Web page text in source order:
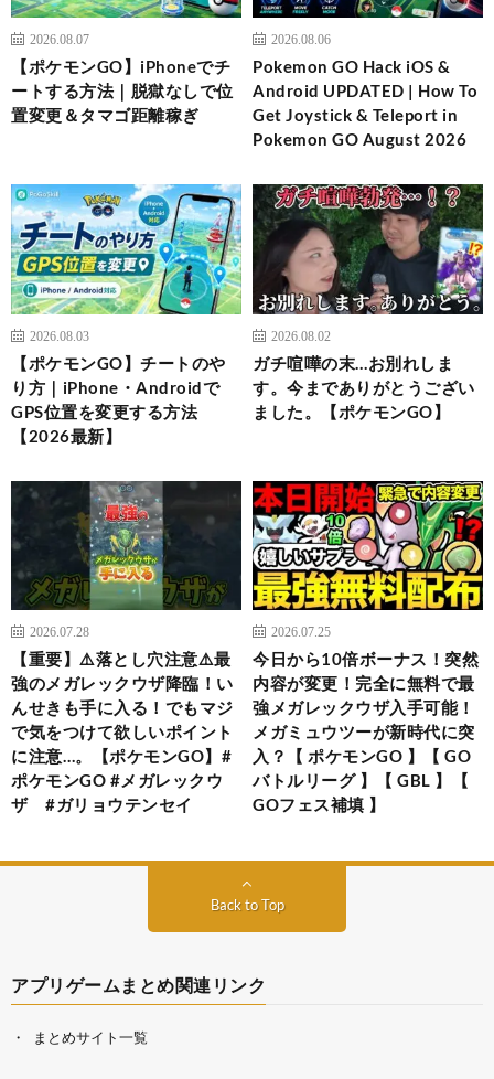
2026.08.07
【ポケモンGO】iPhoneでチ
ートする方法｜脱獄なしで位
置変更＆タマゴ距離稼ぎ
2026.08.06
Pokemon GO Hack iOS &
Android UPDATED | How To
Get Joystick & Teleport in
Pokemon GO August 2026
2026.08.03
【ポケモンGO】チートのや
り方｜iPhone・Androidで
GPS位置を変更する方法
【2026最新】
2026.08.02
ガチ喧嘩の末…お別れしま
す。今までありがとうござい
ました。【ポケモンGO】
2026.07.28
【重要】⚠️落とし穴注意⚠️最
強のメガレックウザ降臨！い
んせきも手に入る！でもマジ
で気をつけて欲しいポイント
に注意…。【ポケモンGO】#
ポケモンGO #メガレックウ
ザ #ガリョウテンセイ
2026.07.25
今日から10倍ボーナス！突然
内容が変更！完全に無料で最
強メガレックウザ入手可能！
メガミュウツーが新時代に突
入？【 ポケモンGO 】【 GO
バトルリーグ 】【 GBL 】【
GOフェス補填 】
Back to Top
アプリゲームまとめ関連リンク
まとめサイト一覧